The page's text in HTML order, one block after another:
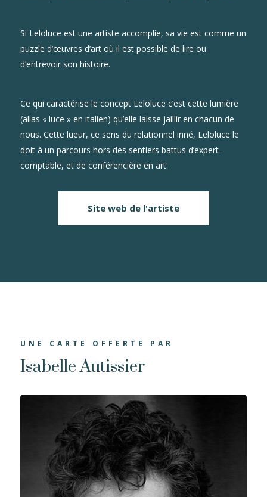
Si Leloluce est une artiste accomplie, sa vie est comme un
puzzle d’œuvres d’art où il est possible de lire ou
d’entrevoir son histoire.
Ce qui caractérise le concept Leloluce c’est cette lumière
(alias « luce » en italien) qu’elle laisse jaillir en chacun de
nous. Cette lueur, ce sens du relationnel inné, Leloluce le
doit à un parcours hors des sentiers battus d’expert-
comptable, et de conférencière en art.
Site web de l'artiste
UNE CARTE OFFERTE PAR
Isabelle Autissier